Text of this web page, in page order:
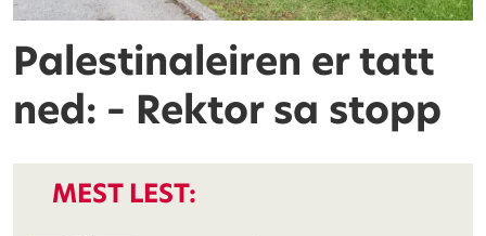
Palestinaleiren er tatt
ned: – Rektor sa stopp
MEST LEST: